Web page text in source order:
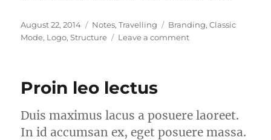
Posted
on
August 22, 2014 Categories
Notes,Travelling Tags
Branding,Classic
Mode, Logo,Structure Leave a commenton
Proin leo lectus
Duis maximus lacus a posuere laoreet.
In id accumsan ex, eget posuere massa.